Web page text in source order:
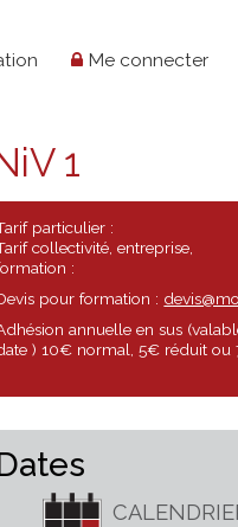
Présentation Me
-NiV 1
Tarif particulier :
Tarif collectivité,
formation :
Devis pour
Adhésion annuelle
Dates